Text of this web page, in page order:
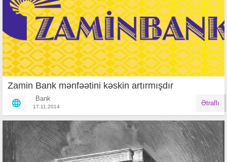
Zamin Bank mənfəətini kəskin artırmışdır
Bank
17.11.2014 Ətraflı